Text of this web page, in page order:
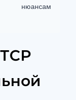
нюансам